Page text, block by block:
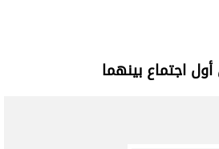
اجتماع بينهما